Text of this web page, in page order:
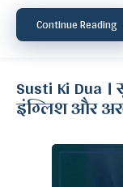
Continue Reading
Susti Ki Dua
इंग्लिश और